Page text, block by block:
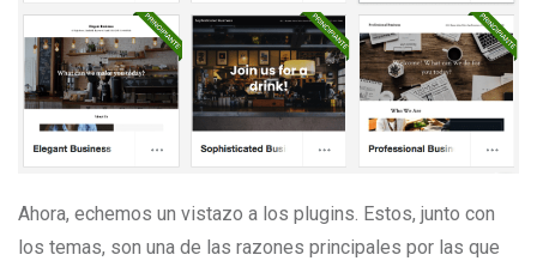
Ahora, echemos un vistazo a los plugins. Estos, junto con
los temas, son una de las razones principales por las que